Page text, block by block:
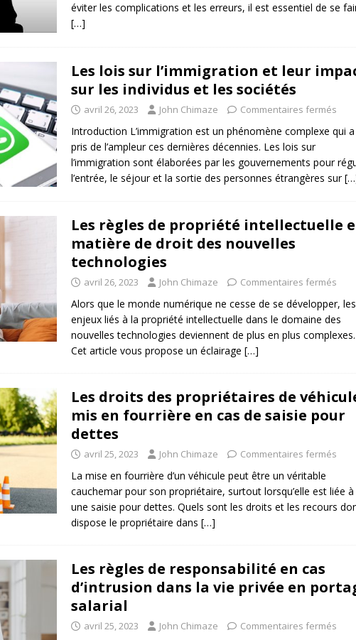
éviter les complications et les erreurs, il est essentiel de se
[…]
Les lois sur l’immigration et leur
sur les individus et les sociétés
avril 26, 2023 John Chimaze Commentaires fermés
Introduction L’immigration est un phénomène complexe qui a
pris de l’ampleur ces dernières décennies. Les lois sur
l’immigration sont élaborées par les gouvernements pour
l’entrée, le séjour et la sortie des personnes étrangères sur
Les règles de propriété intellectuelle
matière de droit des nouvelles
technologies
avril 26, 2023 John Chimaze Commentaires fermés
Alors que le monde numérique ne cesse de se développer, les
enjeux liés à la propriété intellectuelle dans le domaine des
nouvelles technologies deviennent de plus en plus complexes.
Cet article vous propose un éclairage […]
Les droits des propriétaires de
mis en fourrière en cas de saisie pour
dettes
avril 25, 2023 John Chimaze Commentaires fermés
La mise en fourrière d’un véhicule peut être un véritable
cauchemar pour son propriétaire, surtout lorsqu’elle est liée à
une saisie pour dettes. Quels sont les droits et les recours
dispose le propriétaire dans […]
Les règles de responsabilité en cas
d’intrusion dans la vie privée en
salarial
avril 25, 2023 John Chimaze Commentaires fermés